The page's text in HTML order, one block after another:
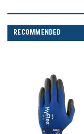
RECOMMENDED